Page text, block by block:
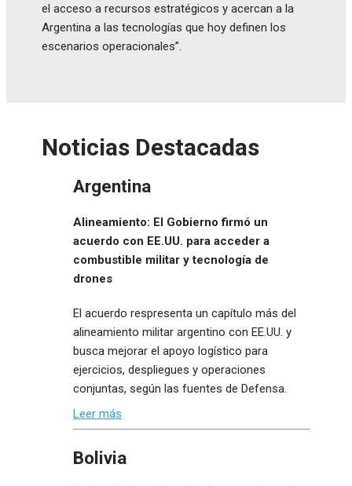
el acceso a recursos estratégicos y acercan a la
Argentina a las tecnologías que hoy definen los
escenarios operacionales”.
Noticias Destacadas
Argentina
Alineamiento: El Gobierno firmó un
acuerdo con EE.UU. para acceder a
combustible militar y tecnología de
drones
El acuerdo respresenta un capítulo más del
alineamiento militar argentino con EE.UU. y
busca mejorar el apoyo logístico para
ejercicios, despliegues y operaciones
conjuntas, según las fuentes de Defensa.
Leer más
Bolivia